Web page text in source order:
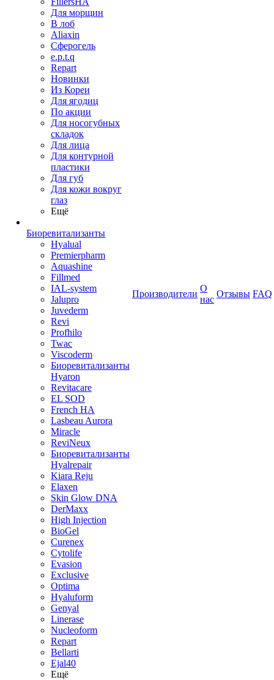
Для морщин
В лоб
Aliaxin
Сферогель
e.p.t.q
Repart
Новинки
Из Кореи
Для ягодиц
По акции
Для носогубных
складок
Для лица
Для контурной
пластики
Для губ
Для кожи вокруг
глаз
Ещё
Биоревитализанты
Hyalual
Premierpharm
Aquashine
Fillmed
IAL-system
Jalupro
Juvederm
Revi
Profhilo
Twac
Viscoderm
Биоревитализанты
Hyaron
Revitacare
EL SOD
French HA
Lasbeau Aurora
Miracle
ReviNeux
Биоревитализанты
Hyalrepair
Kiara Reju
Elaxen
Skin Glow DNA
DerMaxx
High Injection
BioGel
Curenex
Cytolife
Evasion
Exclusive
Optima
Hyaluform
Genyal
Linerase
Nucleoform
Repart
Bellarti
Ejal40
Ещё
Производители
О
нас
Отзывы FAQ